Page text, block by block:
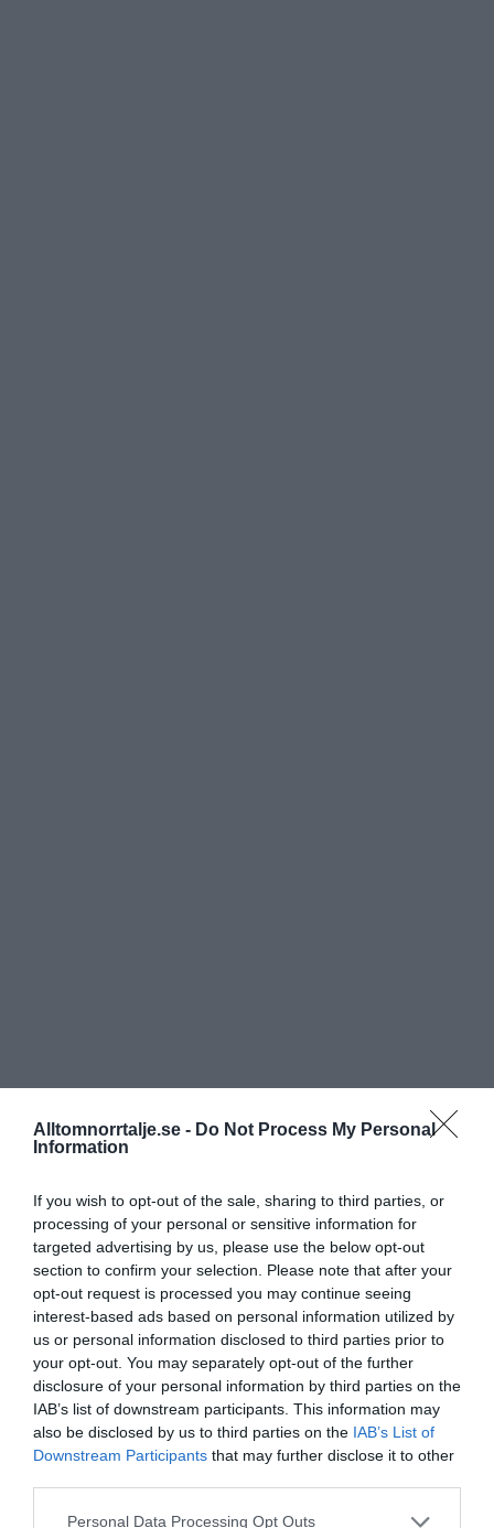
Alltomnorrtalje.se - Do Not Process My Personal
Information
If you wish to opt-out of the sale, sharing to third parties, or
processing of your personal or sensitive information for
targeted advertising by us, please use the below opt-out
section to confirm your selection. Please note that after your
opt-out request is processed you may continue seeing
interest-based ads based on personal information utilized by
us or personal information disclosed to third parties prior to
your opt-out. You may separately opt-out of the further
disclosure of your personal information by third parties on the
IAB’s list of downstream participants. This information may
also be disclosed by us to third parties on the IAB’s List of
Downstream Participants that may further disclose it to other
Personal Data Processing Opt Outs